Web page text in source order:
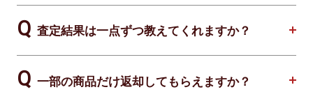
査定結果は一点ずつ教えてくれますか？
一部の商品だけ返却してもらえますか？